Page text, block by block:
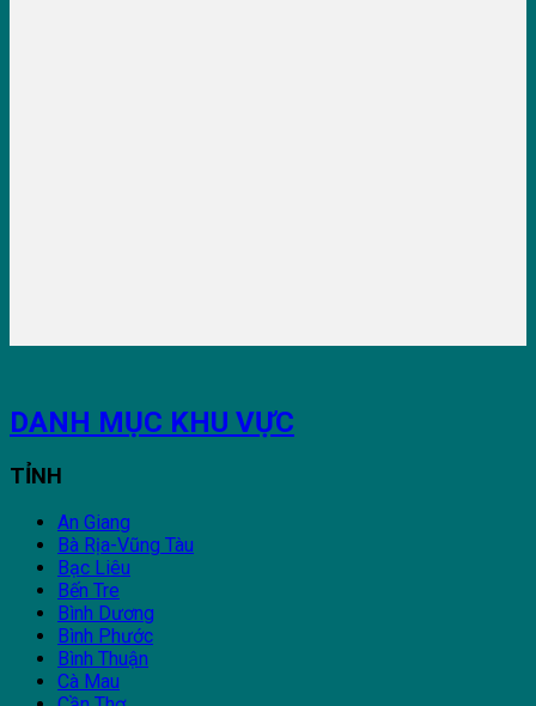
DANH MỤC KHU VỰC
TỈNH
An Giang
Bà Rịa-Vũng Tàu
Bạc Liêu
Bến Tre
Bình Dương
Bình Phước
Bình Thuận
Cà Mau